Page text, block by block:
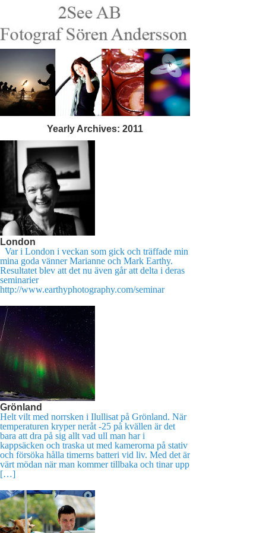
Yearly Archives: 2011
London
Var i London i veckan som gick och träffade min
mina goda vänner Marianne och Mark Earthy.
Resultatet blev att det nu även går att delta i deras
seminarier
http://www.earthyphotography.com/seminar
Grönland
Helt vilt med norrsken i Ilullisat på Grönland. När
temperaturen kryper neråt -25 på kvällen är det
bara att dra på sig allt vad ull man har i
kappsäcken och traska ut med kamerorna på stativ
och försöka hålla timerns batteri vid liv. Med det är
värt mödan när man kommer tillbaka och tinar upp
[…]